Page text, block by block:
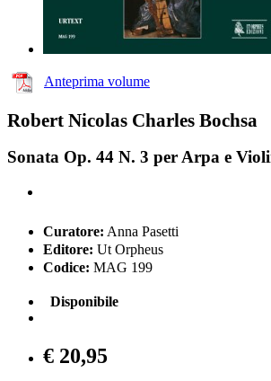
Anteprima volume
Robert Nicolas Charles Bochsa
Sonata Op. 44 N. 3 per Arpa e
Curatore: Anna Pasetti
Editore: Ut Orpheus
Codice: MAG 199
Disponibile
€ 20,95